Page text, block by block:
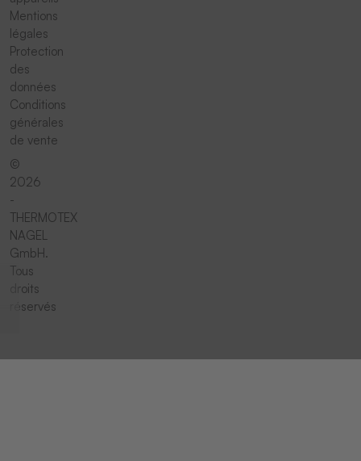
Mentions
légales
Protection
des
données
Conditions
générales
de vente
©
2026
-
THERMOTEX
NAGEL
GmbH.
Tous
droits
réservés